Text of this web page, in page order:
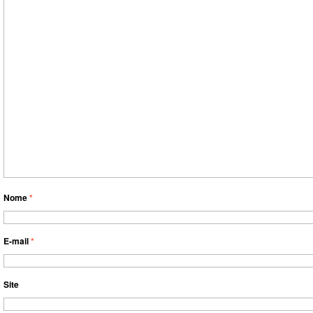
Nome*
E-mail*
Site